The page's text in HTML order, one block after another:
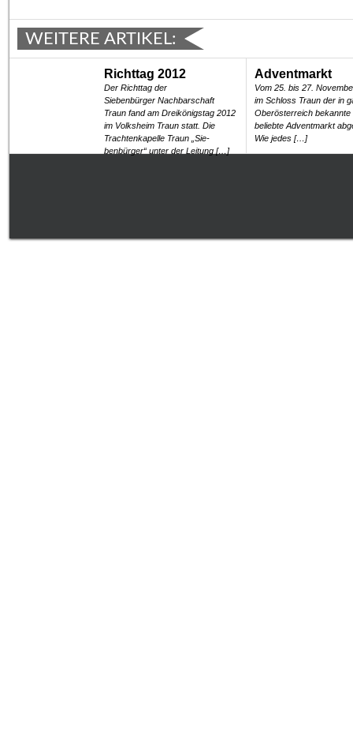
WEITERE ARTIKEL:
Richttag 2012
Der Richttag der
Siebenbürger Nachbarschaft
Traun fand am Dreikönigstag 2012
im Volksheim Traun statt. Die
Trachtenkapelle Traun „Sie­
benbürger“ unter der Leitung […]
Adventmarkt
Vom 25. bis 27.
im Schloss Traun der in
Oberösterreich bekannte
beliebte Adventmarkt
Wie jedes […]